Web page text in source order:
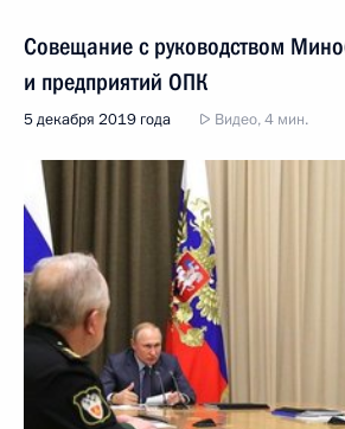
Совещание с руководством
и предприятий ОПК
5 декабря 2019 года Видео, 4 мин.